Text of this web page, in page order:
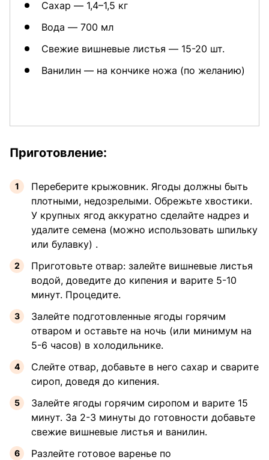
Сахар — 1,4–1,5 кг
Вода — 700 мл
Свежие вишневые листья — 15-20 шт.
Ванилин — на кончике ножа (по желанию)
Приготовление:
Переберите крыжовник. Ягоды должны быть
плотными, недозрелыми. Обрежьте хвостики.
У крупных ягод аккуратно сделайте надрез и
удалите семена (можно использовать шпильку
или булавку) .
Приготовьте отвар: залейте вишневые листья
водой, доведите до кипения и варите 5-10
минут. Процедите.
Залейте подготовленные ягоды горячим
отваром и оставьте на ночь (или минимум на
5-6 часов) в холодильнике.
Слейте отвар, добавьте в него сахар и сварите
сироп, доведя до кипения.
Залейте ягоды горячим сиропом и варите 15
минут. За 2-3 минуты до готовности добавьте
свежие вишневые листья и ванилин.
Разлейте готовое варенье по